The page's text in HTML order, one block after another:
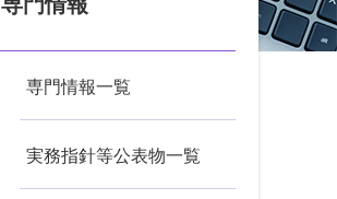
専門情報一覧
実務指針等公表物一覧